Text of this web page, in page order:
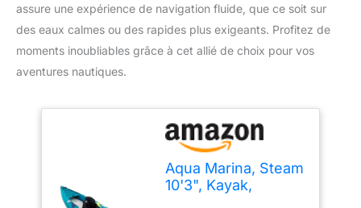
assure une expérience de navigation fluide, que ce soit sur
des eaux calmes ou des rapides plus exigeants. Profitez de
moments inoubliables grâce à cet allié de choix pour vos
aventures nautiques.
Aqua Marina, Steam
10'3", Kayak,